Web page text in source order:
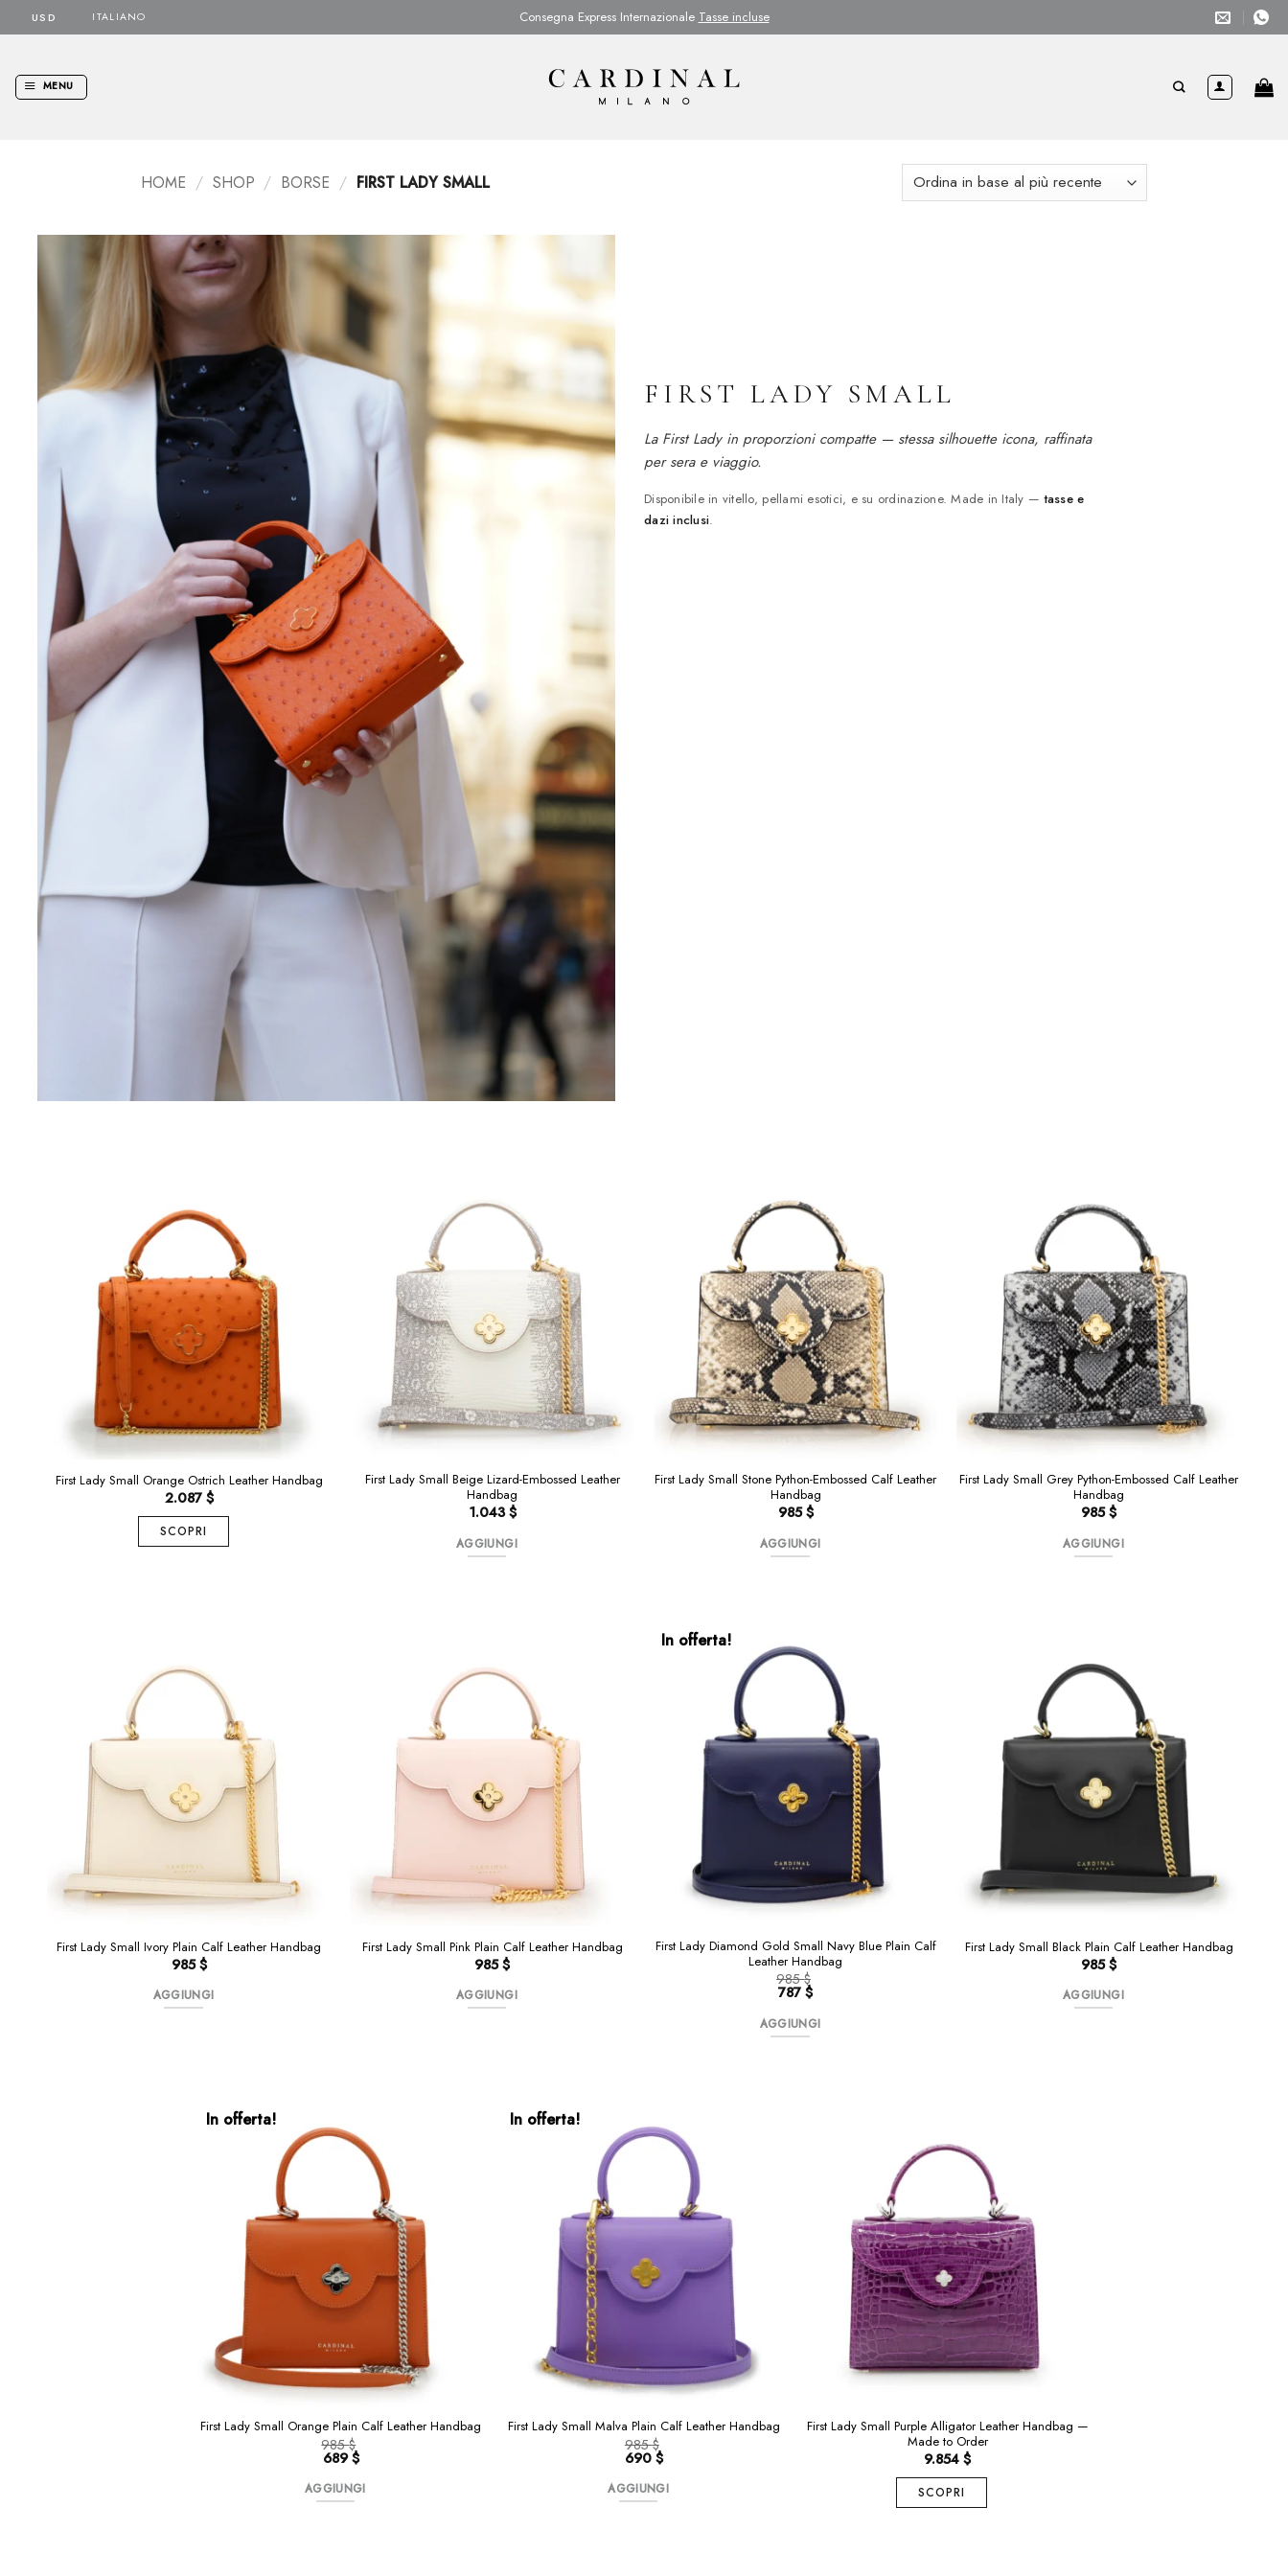
ai
ITALIANO Consegna Express Internazionale Tasse incluse
MENU
HOME / SHOP / BORSE / FIRST LADY SMALL
FIRST LADY SMALL
La First Lady in proporzioni compatte — stessa silhouette icona, raffinata
per sera e viaggio.
Disponibile in vitello, pellami esotici, e su ordinazione. Made in Italy —tasse e
dazi inclusi.
First Lady Small Orange Ostrich Leather Handbag
2.087 $
SCOPRI
First Lady Small Beige Lizard-Embossed Leather
Handbag
1.043$
AGGIUNGI
First Lady Small Stone Python-Embossed Calf Leather
Handbag
985$
AGGIUNGI
First Lady Small Grey Python-Embossed Calf Leather
Handbag
985$
AGGIUNGI
First Lady Small Ivory Plain Calf Leather Handbag
985$
AGGIUNGI
First Lady Small Pink Plain Calf Leather Handbag
985$
AGGIUNGI
In offerta!
First Lady Diamond Gold Small Navy Blue Plain Calf
Leather Handbag
985$
Il
prezzo
originale
era:
787$
prezzo
attuale
AGGIUNGI
First Lady Small Black Plain Calf Leather Handbag
985$
AGGIUNGI
In offerta!
First Lady Small Orange Plain Calf Leather Handbag
985$
Il
prezzo
originale
era:
689$
prezzo
attuale
AGGIUNGI
In offerta!
First Lady Small Malva Plain Calf Leather Handbag
985$
Il
prezzo
originale
era:
690 $
prezzo
attuale
AGGIUNGI
First Lady Small Purple Alligator Leather Handbag —
Made to Order
9.854 $
SCOPRI